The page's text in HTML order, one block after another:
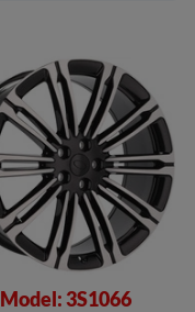
Model: 3S1066